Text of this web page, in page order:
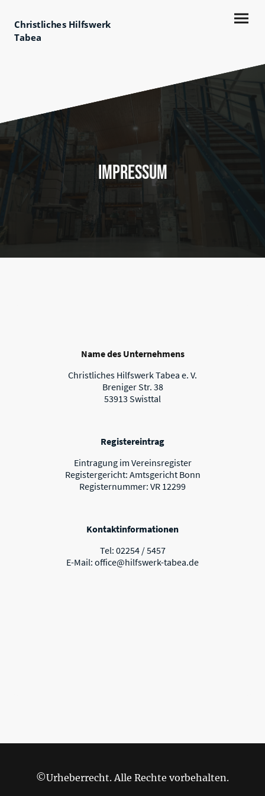
Christliches Hilfswerk
Tabea
Impressum
Name des Unternehmens
Christliches Hilfswerk Tabea e. V.
Breniger Str. 38
53913 Swisttal
Registereintrag
Eintragung im Vereinsregister
Registergericht: Amtsgericht Bonn
Registernummer: VR 12299
Kontaktinformationen
Tel: 02254 / 5457
E-Mail: office@hilfswerk-tabea.de
©Urheberrecht. Alle Rechte vorbehalten.